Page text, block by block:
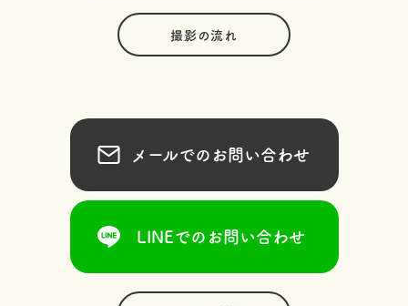
撮影の流れ
メールでのお問い合わせ
LINEでのお問い合わせ